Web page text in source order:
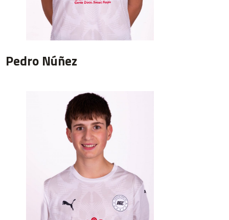
Pedro Núñez